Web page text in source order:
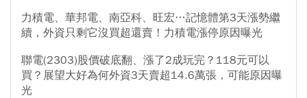
力積電、華邦電、南亞科、旺宏…記憶體第3天漲勢繼
續，外資只剩它沒買超還賣！力積電漲停原因曝光
聯電(2303)股價破底翻、漲了2成玩完？118元可以
買？展望大好為何外資3天賣超14.6萬張，可能原因曝
光